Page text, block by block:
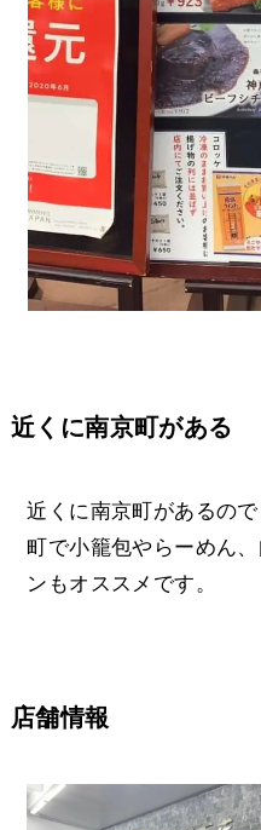
近くに南京町がある
近くに南京町があるの
町で小籠包やらーめん
ンもオススメです。
店舗情報